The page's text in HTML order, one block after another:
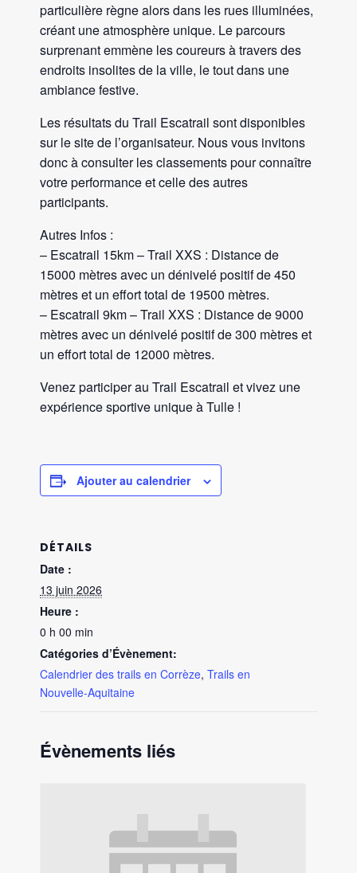
particulière règne alors dans les rues illuminées,
créant une atmosphère unique. Le parcours
surprenant emmène les coureurs à travers des
endroits insolites de la ville, le tout dans une
ambiance festive.
Les résultats du Trail Escatrail sont disponibles
sur le site de l’organisateur. Nous vous invitons
donc à consulter les classements pour connaître
votre performance et celle des autres
participants.
Autres Infos :
– Escatrail 15km – Trail XXS : Distance de
15000 mètres avec un dénivelé positif de 450
mètres et un effort total de 19500 mètres.
– Escatrail 9km – Trail XXS : Distance de 9000
mètres avec un dénivelé positif de 300 mètres et
un effort total de 12000 mètres.
Venez participer au Trail Escatrail et vivez une
expérience sportive unique à Tulle !
Ajouter au calendrier
DÉTAILS
Date :
13 juin 2026
Heure :
0 h 00 min
Catégories d’Évènement:
Calendrier des trails en Corrèze, Trails en
Nouvelle-Aquitaine
Évènements liés